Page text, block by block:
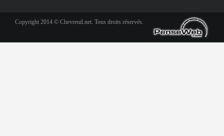
Copyright 2014 © Chevreuil.net. Tous droits réservés.